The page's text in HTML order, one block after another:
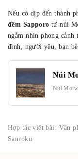
Nếu có dịp đến thành
đêm Sapporo từ núi
ngắm nhìn phong
đình, người yêu, bạn
Núi
Núi
Hợp tác viết bài: Văn
Sanroku